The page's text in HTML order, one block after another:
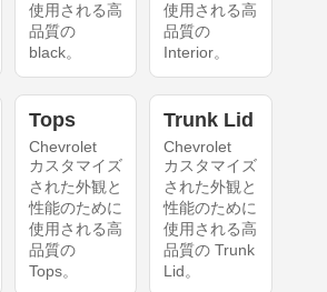
使用される高
品質の
black。
使用される高
品質の
Interior。
Tops
Chevrolet
カスタマイズ
された外観と
性能のために
使用される高
品質の
Tops。
Trunk Lid
Chevrolet
カスタマイズ
された外観と
性能のために
使用される高
品質の Trunk
Lid。